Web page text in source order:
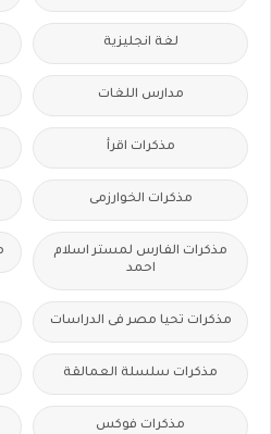
لغة انجليزية
مدارس اللغات
مذكرات اقرأ
مذكرات الخوارزمى
مذكرات الفارس لمستر اسلام
احمد
مذكرات تحيا مصر فى الدراسات
مذكرات سلسلة العمالقة
مذكرات فوكس